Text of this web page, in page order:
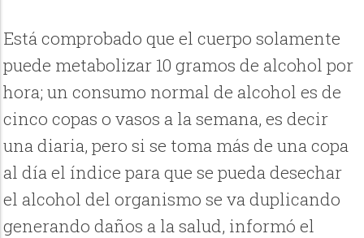
Está comprobado que el cuerpo solamente
puede metabolizar 10 gramos de alcohol por
hora; un consumo normal de alcohol es de
cinco copas o vasos a la semana, es decir
una diaria, pero si se toma más de una copa
al día el índice para que se pueda desechar
el alcohol del organismo se va duplicando
generando daños a la salud, informó el